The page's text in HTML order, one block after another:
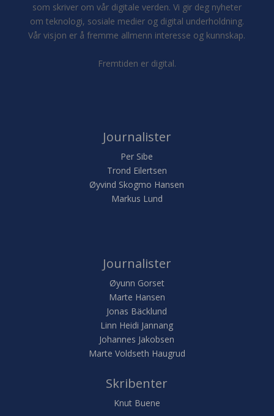
som skriver om vår digitale verden. Vi gir deg nyheter
om teknologi, sosiale medier og digital underholdning.
Vår visjon er å fremme allmenn interesse og kunnskap.
Fremtiden er digital.
Journalister
Per Sibe
Trond Eilertsen
Øyvind Skogmo Hansen
Markus Lund
Journalister
Øyunn Gorset
Marte Hansen
Jonas Bäcklund
Linn Heidi Jannang
Johannes Jakobsen
Marte Voldseth Haugrud
Skribenter
Knut Buene